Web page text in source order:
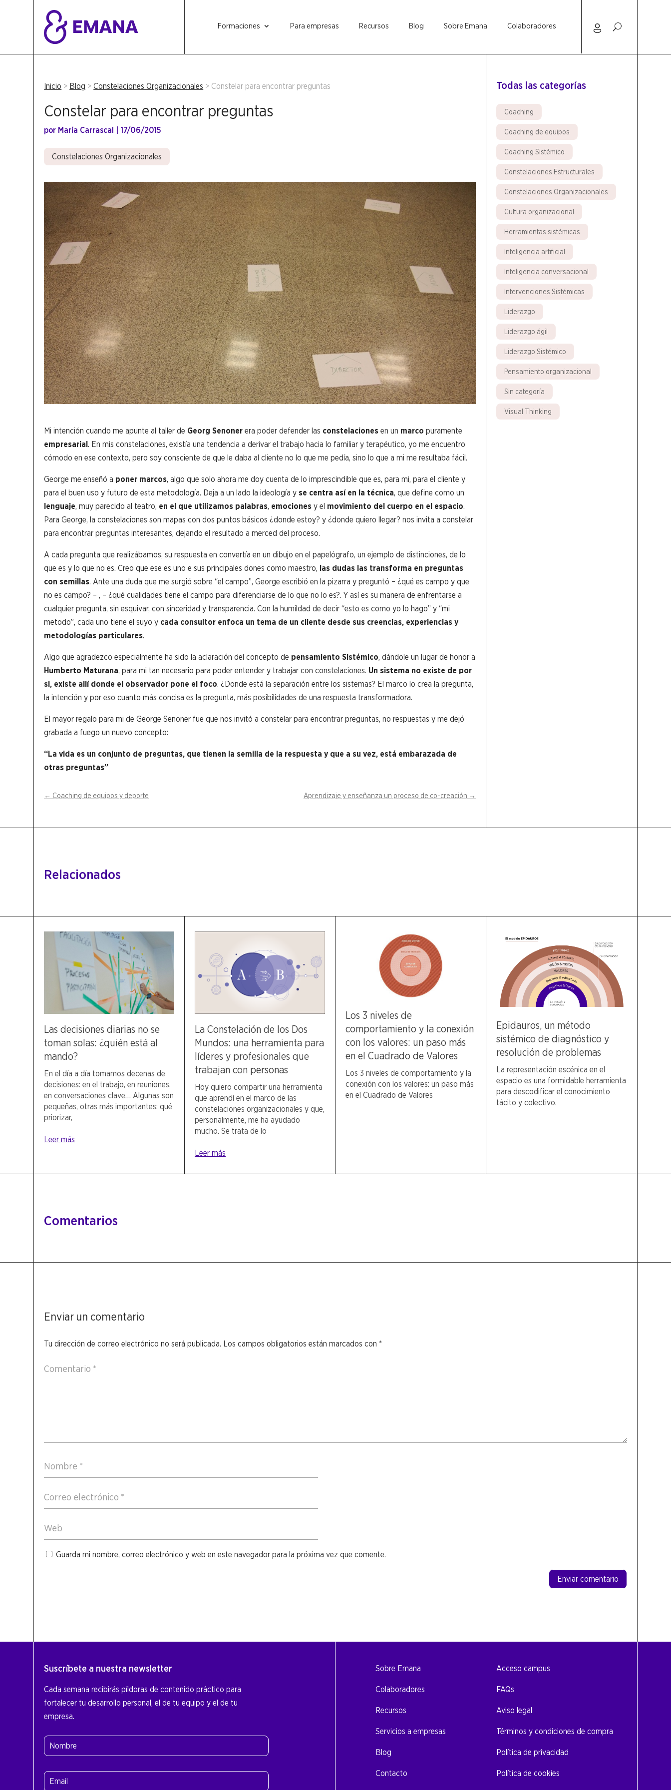
Formaciones Para empresas Recursos Blog Sobre Emana Colaboradores
Inicio > Blog >Constelaciones Organizacionales > Constelar para encontrar preguntas
Constelar para encontrar preguntas
por María Carrascal |17/06/2015
Constelaciones Organizacionales
Mi intención cuando me apunte al taller de Georg Senoner era poder defender las constelaciones en un marco puramente
empresarial. En mis constelaciones, existía una tendencia a derivar el trabajo hacia lo familiar y terapéutico, yo me encuentro
cómodo en ese contexto, pero soy consciente de que le daba al cliente no lo que me pedía, sino lo que a mi me resultaba fácil.
George me enseñó a poner marcos, algo que solo ahora me doy cuenta de lo imprescindible que es, para mi, para el cliente y
para el buen uso y futuro de esta metodología. Deja a un lado la ideología yse centra así en la técnica, que define como un
lenguaje, muy parecido al teatro, en el que utilizamos palabras, emociones y el movimiento del cuerpo en el espacio.
Para George, la constelaciones son mapas con dos puntos básicos ¿donde estoy? y ¿donde quiero llegar? nos invita a constelar
para encontrar preguntas interesantes, dejando el resultado a merced del proceso.
A cada pregunta que realizábamos, su respuesta en convertía en un dibujo en el papelógrafo, un ejemplo de distinciones, de lo
que es y lo que no es. Creo que ese es uno e sus principales dones como maestro, las dudas las transforma en preguntas
con semillas. Ante una duda que me surgió sobre “el campo”, George escribió en la pizarra y preguntó – ¿qué es campo y que
no es campo? – , – ¿qué cualidades tiene el campo para diferenciarse de lo que no lo es?. Y así es su manera de enfrentarse a
cualquier pregunta, sin esquivar, con sinceridad y transparencia. Con la humildad de decir “esto es como yo lo hago” y “mi
metodo”, cada uno tiene el suyo y cada consultor enfoca un tema de un cliente desde sus creencias, experiencias y
metodologías particulares.
Algo que agradezco especialmente ha sido la aclaración del concepto de pensamiento Sistémico, dándole un lugar de honor a
Humberto Maturana, para mi tan necesario para poder entender y trabajar con constelaciones. Un sistema no existe de por
si, existe allí donde el observador pone el foco. ¿Donde está la separación entre los sistemas? El marco lo crea la pregunta,
la intención y por eso cuanto más concisa es la pregunta, más posibilidades de una respuesta transformadora.
El mayor regalo para mi de George Senoner fue que nos invitó a constelar para encontrar preguntas, no respuestas y me dejó
grabada a fuego un nuevo concepto:
“La vida es un conjunto de preguntas, que tienen la semilla de la respuesta y que a su vez, está embarazada de
otras preguntas”
← Coaching de equipos y deporte Aprendizaje y enseñanza un proceso de co-creación →
Todas las categorías
Coaching
Coaching de equipos
Coaching Sistémico
Constelaciones Estructurales
Constelaciones Organizacionales
Cultura organizacional
Herramientas sistémicas
Inteligencia artificial
Inteligencia conversacional
Intervenciones Sistémicas
Liderazgo
Liderazgo ágil
Liderazgo Sistémico
Pensamiento organizacional
Sin categoría
Visual Thinking
Relacionados
Las decisiones diarias no se
toman solas: ¿quién está al
mando?
En el día a día tomamos decenas de
decisiones: en el trabajo, en reuniones,
en conversaciones clave… Algunas son
pequeñas, otras más importantes: qué
priorizar,
Leer más
La Constelación de los Dos
Mundos: una herramienta para
líderes y profesionales que
trabajan con personas
Hoy quiero compartir una herramienta
que aprendí en el marco de las
constelaciones organizacionales y que,
personalmente, me ha ayudado
mucho. Se trata de lo
Leer más
Los 3 niveles de
comportamiento y la conexión
con los valores: un paso más
en el Cuadrado de Valores
Los 3 niveles de comportamiento y la
conexión con los valores: un paso más
en el Cuadrado de Valores
Epidauros, un método
sistémico de diagnóstico y
resolución de problemas
La representación escénica en el
espacio es una formidable herramienta
para descodificar el conocimiento
tácito y colectivo.
Comentarios
Enviar un comentario
Tu dirección de correo electrónico no será publicada. Los campos obligatorios están marcados con *
Guarda mi nombre, correo electrónico y web en este navegador para la próxima vez que comente.
Enviar comentario
Suscríbete a nuestra newsletter
Cada semana recibirás píldoras de contenido práctico para
fortalecer tu desarrollo personal, el de tu equipo y el de tu
empresa.
Nombre
(Obligatorio)
Nombre
Email
(Obligatorio)
Sobre Emana
Colaboradores
Recursos
Servicios a empresas
Blog
Contacto
Acceso campus
FAQs
Aviso legal
Términos y condiciones de compra
Política de privacidad
Política de cookies